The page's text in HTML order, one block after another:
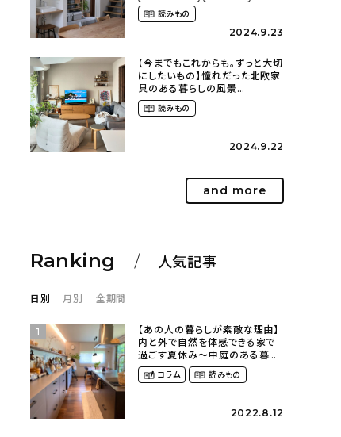
読みもの
2024.9.23
【今までもこれからも。ずっと大切
にしたいもの】憧れだった北欧家
具のある暮らしの風景
（m._.k_homeさん）
読みもの
2024.9.22
and more
Ranking 人気記事
日別 月別 全期間
1
【あの人の暮らしが素敵な理由】
内と外で自然を体感できる家で
過ごす夏休み〜中庭のある暮ら
し（yume_2700さん）
コラム 読みもの
2022.8.12